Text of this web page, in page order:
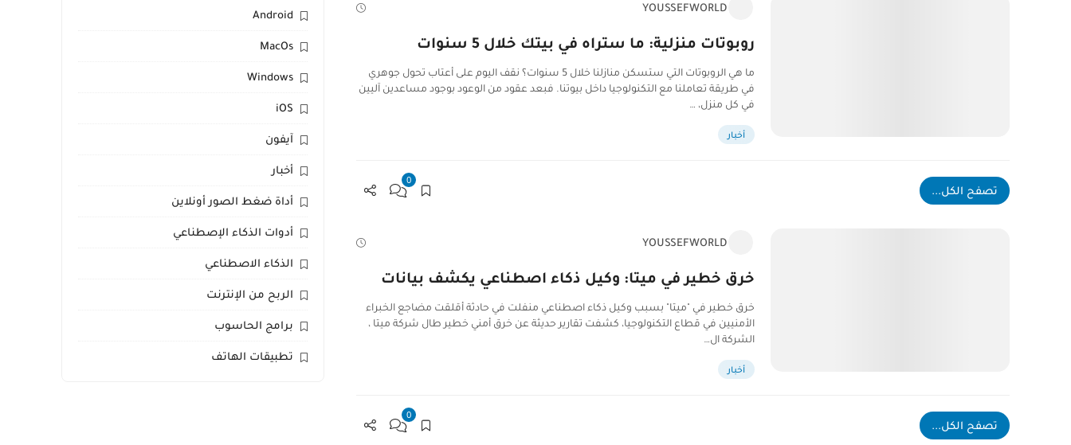
YOUSSEFWORLD
روبوتات منزلية: ما ستراه في بيتك خلال 5 سنوات
ما هي الروبوتات التي ستسكن منازلنا خلال 5 سنوات؟ نقف اليوم على أعتاب تحول جوهري
في طريقة تعاملنا مع التكنولوجيا داخل بيوتنا. فبعد عقود من الوعود بوجود مساعدين آليين
في كل منزل، …
أخبار
تصفح الكل...
0
YOUSSEFWORLD
خرق خطير في ميتا: وكيل ذكاء اصطناعي يكشف بيانات
خرق خطير في "ميتا" بسبب وكيل ذكاء اصطناعي منفلت في حادثة أقلقت مضاجع الخبراء
الأمنيين في قطاع التكنولوجيا، كشفت تقارير حديثة عن خرق أمني خطير طال شركة ميتا ،
الشركة ال…
أخبار
تصفح الكل...
0
آيفون
أخبار
أداة ضغط الصور أونلاين
أدوات الذكاء الإصطناعي
الذكاء الاصطناعي
الربح من الإنترنت
برامج الحاسوب
تطبيقات الهاتف